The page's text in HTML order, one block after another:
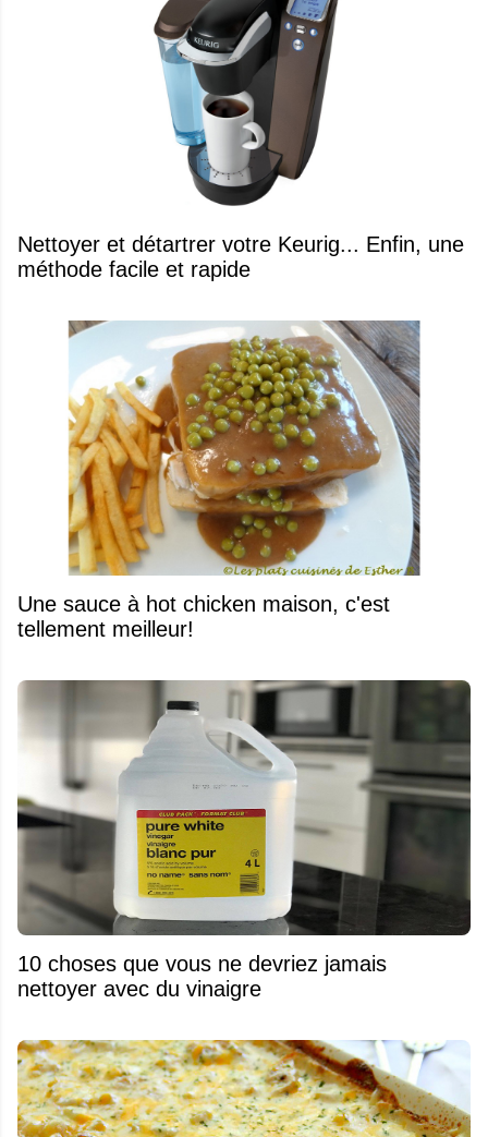
Nettoyer et détartrer votre Keurig... Enfin, une
méthode facile et rapide
Une sauce à hot chicken maison, c'est
tellement meilleur!
10 choses que vous ne devriez jamais
nettoyer avec du vinaigre